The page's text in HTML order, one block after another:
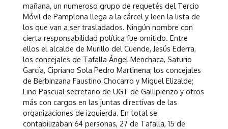
mañana, un numeroso grupo de requetés del Tercio
Móvil de Pamplona llega a la cárcel y leen la lista de
los que van a ser trasladados. Ningún nombre con
cierta responsabilidad política fue omitido. Entre
ellos el alcalde de Murillo del Cuende, Jesús Ederra,
los concejales de Tafalla Ángel Menchaca, Saturio
García, Cipriano Sola Pedro Martinena; los concejales
de Berbinzana Faustino Chocarro y Miguel Elizalde;
Lino Pascual secretario de UGT de Gallipienzo y otros
más con cargos en las juntas directivas de las
organizaciones de izquierda. En total se
contabilizaban 64 personas, 27 de Tafalla, 15 de